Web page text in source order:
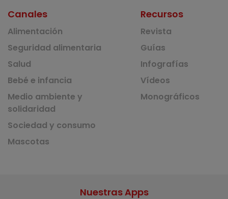
Canales
Alimentación
Seguridad alimentaria
Salud
Bebé e infancia
Medio ambiente y
solidaridad
Sociedad y consumo
Mascotas
Recursos
Revista
Guías
Infografías
Vídeos
Monográficos
Nuestras Apps